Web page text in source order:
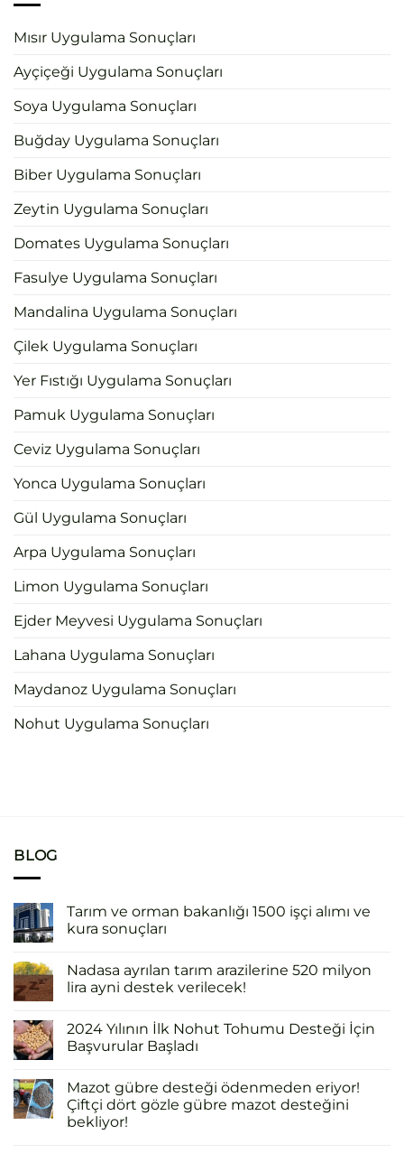
Mısır Uygulama Sonuçları
Ayçiçeği Uygulama Sonuçları
Soya Uygulama Sonuçları
Buğday Uygulama Sonuçları
Biber Uygulama Sonuçları
Zeytin Uygulama Sonuçları
Domates Uygulama Sonuçları
Fasulye Uygulama Sonuçları
Mandalina Uygulama Sonuçları
Çilek Uygulama Sonuçları
Yer Fıstığı Uygulama Sonuçları
Pamuk Uygulama Sonuçları
Ceviz Uygulama Sonuçları
Yonca Uygulama Sonuçları
Gül Uygulama Sonuçları
Arpa Uygulama Sonuçları
Limon Uygulama Sonuçları
Ejder Meyvesi Uygulama Sonuçları
Lahana Uygulama Sonuçları
Maydanoz Uygulama Sonuçları
Nohut Uygulama Sonuçları
BLOG
Tarım ve orman bakanlığı 1500 işçi alımı ve
kura sonuçları
Nadasa ayrılan tarım arazilerine 520 milyon
lira ayni destek verilecek!
2024 Yılının İlk Nohut Tohumu Desteği İçin
Başvurular Başladı
Mazot gübre desteği ödenmeden eriyor!
Çiftçi dört gözle gübre mazot desteğini
bekliyor!